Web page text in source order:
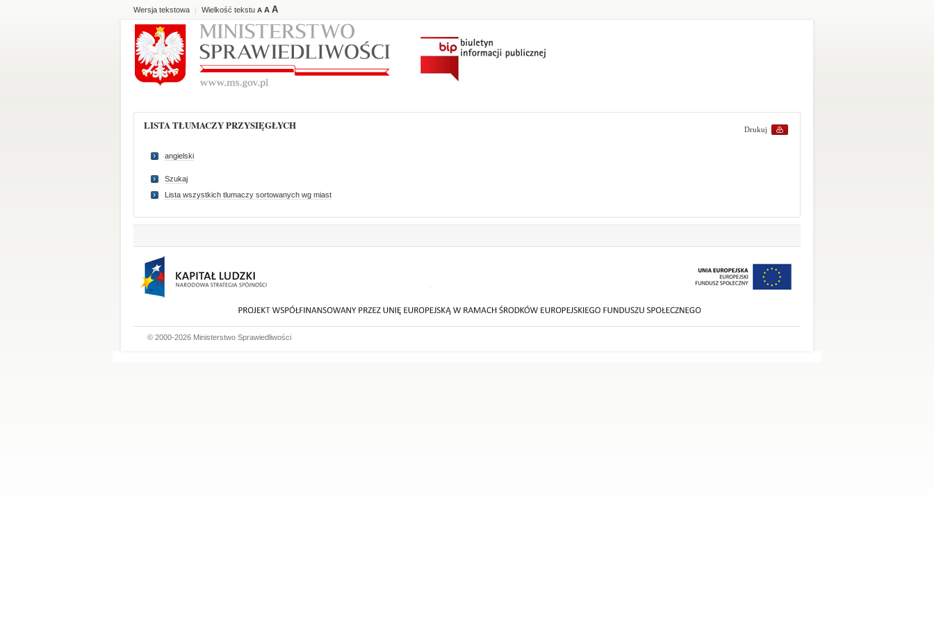
Wersja tekstowa | Wielkość tekstu A A A
Drukuj
LISTA TŁUMACZY PRZYSIĘGŁYCH
angielski
Szukaj
Lista wszystkich tlumaczy sortowanych wg miast
© 2000-2026 Ministerstwo Sprawiedliwości